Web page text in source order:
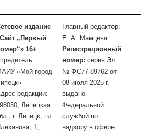
издание
„Первый
16+
«Мой город
редакции:
Липецкая
г. Липецк, пл.
1,
Главный редактор:
Е. А. Мамцева
Регистрационный
номер: серия Эл
№ ФС77-89762 от
08 июля 2025 г.
выдано
Федеральной
службой по
надзору в сфере